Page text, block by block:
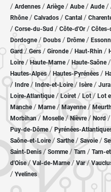
/ Ardennes / Ariège/ Aube/ Aude /
Rhône/ Calvados / Cantal /
/ Corse-du-Sud / Côte-d'Or / Côtes-
Dordogne/ Doubs / Drôme/
Gard/Gers / Gironde/ Haut-Rhin /
Loire/Haute-Marne/ Haute-Saône/
Hautes-Alpes/ Hautes-Pyrénées /
/ Indre/ Indre-et-Loire/ Isère/ Jura
Loire-Atlantique/ Loiret / Lot/ Lot
Manche/ Marne/ Mayenne/
Morbihan/ Moselle/ Nièvre / Nord/
Puy-de-Dôme/ Pyrénées-
Saône-et-Loire/ Sarthe/ Savoie/
Saint-Denis /Somme/ Tarn / Tarn-
d'Oise/ Val-de-Marne/Var/
/ Yvelines